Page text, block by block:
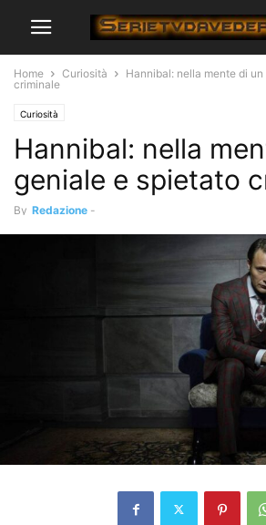
Home Curiosità
Hannibal: nella mente di
criminale
Curiosità
Hannibal: nella
geniale e spietato
By Redazione -